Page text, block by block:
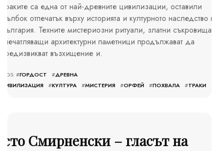
Траките са една от най-древните цивилизации, оставили
дълбок отпечатък върху историята и културното наследство на
България. Техните мистериозни ритуали, златни съкровища и
впечатляващи архитектурни паметници продължават да
предизвикват възхищение и.
TAGS: #ГОРДОСТ #ДРЕВНА
ЦИВИЛИЗАЦИЯ
#КУЛТУРА #МИСТЕРИЯ #ОРФЕЙ #ПОХВАЛА #ТРАКИ
Смирненски – гласът на